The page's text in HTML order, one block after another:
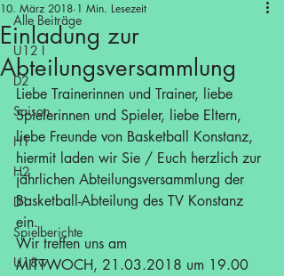
Alle Beiträge
U12 I
D2
Saison
H1
H2
D1
Spielberichte
U18w
Einladung zur
Abteilungsversammlung
10. März 2018 1 Min. Lesezeit
Liebe Trainerinnen und Trainer, liebe
Spielerinnen und Spieler, liebe Eltern,
liebe Freunde von Basketball Konstanz,
hiermit laden wir Sie / Euch herzlich zur
jährlichen Abteilungsversammlung der
Basketball-Abteilung des TV Konstanz
ein.
Wir treffen uns am
MITTWOCH, 21.03.2018 um 19.00